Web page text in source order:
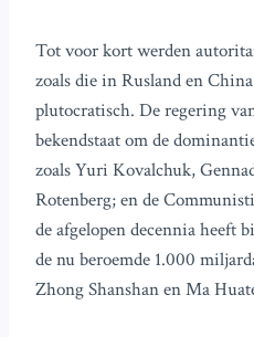
Tot voor kort werden
zoals die in Rusland en
plutocratisch. De regering
bekendstaat om de
zoals Yuri Kovalchuk,
Rotenberg; en de
de afgelopen decennia heeft
de nu beroemde 1.000
Zhong Shanshan en Ma